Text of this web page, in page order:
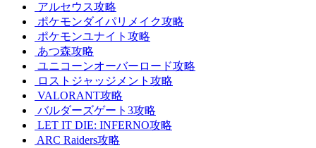
アルセウス攻略
ポケモンダイパリメイク攻略
ポケモンユナイト攻略
あつ森攻略
ユニコーンオーバーロード攻略
ロストジャッジメント攻略
VALORANT攻略
バルダーズゲート3攻略
LET IT DIE: INFERNO攻略
ARC Raiders攻略